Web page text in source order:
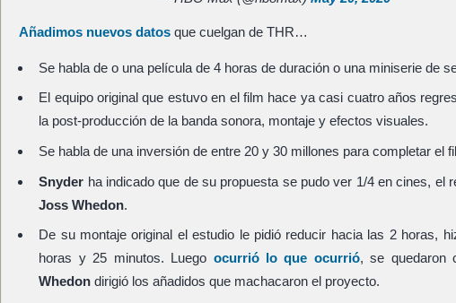
Añadimos nuevos datosque cuelgan de THR…
Se habla de o una película de 4 horas de duración o una miniserie de
El equipo original que estuvo en el film hace ya casi cuatro años
la post-producción de la banda sonora, montaje y efectos visuales.
Se habla de una inversión de entre 20 y 30 millones para completar el
Snyder ha indicado que de su propuesta se pudo ver 1/4 en cines, el
Joss Whedon.
De su montaje original el estudio le pidió reducir hacia las 2 horas,
horas y 25 minutos. Luego ocurrió lo que ocurrió, se quedaron
Whedon dirigió los añadidos que machacaron el proyecto.